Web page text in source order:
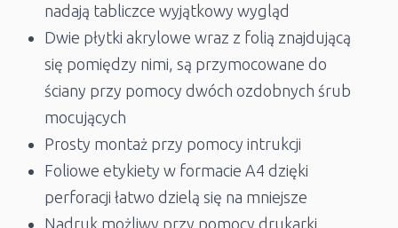
nadają tabliczce wyjątkowy wygląd
Dwie płytki akrylowe wraz z folią znajdującą
się pomiędzy nimi, są przymocowane do
ściany przy pomocy dwóch ozdobnych śrub
mocujących
Prosty montaż przy pomocy intrukcji
Foliowe etykiety w formacie A4 dzięki
perforacji łatwo dzielą się na mniejsze
Nadruk możliwy przy pomocy drukarki